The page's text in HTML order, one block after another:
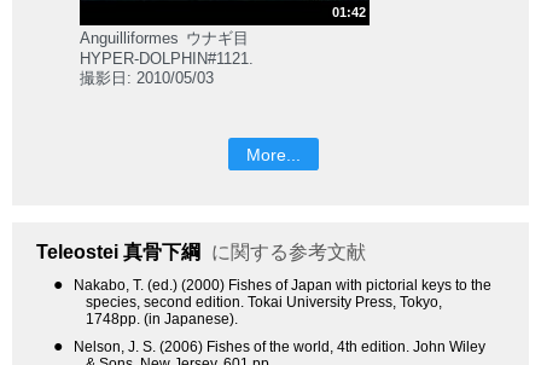
01:42
Anguilliformes ウナギ目
HYPER-DOLPHIN#1121.
撮影日: 2010/05/03
More...
Teleostei 真骨下綱 に関する参考文献
●
Nakabo, T. (ed.) (2000) Fishes of Japan with pictorial keys to the
species, second edition. Tokai University Press, Tokyo,
1748pp. (in Japanese).
●
Nelson, J. S. (2006) Fishes of the world, 4th edition. John Wiley